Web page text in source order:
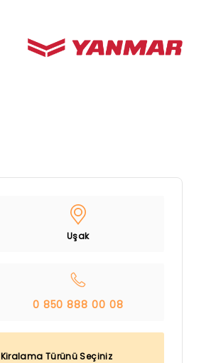
Uşak
0 850 888 00 08
Kiralama Türünü Seçiniz